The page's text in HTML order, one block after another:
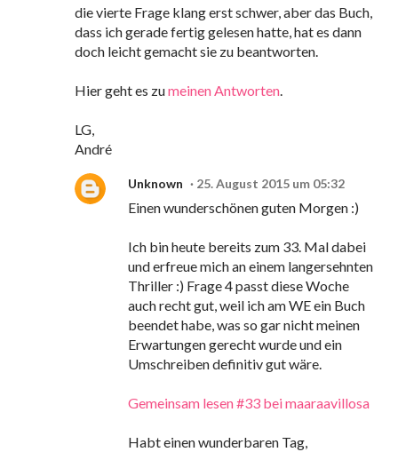
die vierte Frage klang erst schwer, aber das Buch,
dass ich gerade fertig gelesen hatte, hat es dann
doch leicht gemacht sie zu beantworten.
Hier geht es zumeinen Antworten.
LG,
André
Unknown 25. August 2015 um 05:32
Einen wunderschönen guten Morgen :)
Ich bin heute bereits zum 33. Mal dabei
und erfreue mich an einem langersehnten
Thriller :) Frage 4 passt diese Woche
auch recht gut, weil ich am WE ein Buch
beendet habe, was so gar nicht meinen
Erwartungen gerecht wurde und ein
Umschreiben definitiv gut wäre.
Gemeinsam lesen #33 bei maaraavillosa
Habt einen wunderbaren Tag,